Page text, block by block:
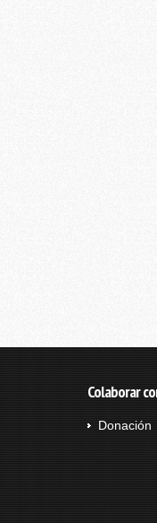
Colaborar
Donación